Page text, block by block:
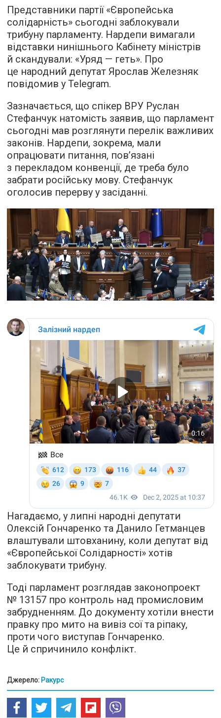
Представники партії «Європейська
солідарність» сьогодні заблокували
трибуну парламенту. Нардепи вимагали
відставки нинішнього Кабінету міністрів
й скандували: «Уряд — геть». Про
це народний депутат Ярослав Железняк
повідомив у Telegram.
Зазначається, що спікер ВРУ Руслан
Стефанчук натомість заявив, що парламент
сьогодні мав розглянути перелік важливих
законів. Нардепи, зокрема, мали
опрацювати питання, пов’язані
з перекладом конвенції, де треба було
забрати російську мову. Стефанчук
оголосив перерву у засіданні.
Нагадаємо, у липні народні депутати
Олексій Гончаренко та Данило Гетманцев
влаштували штовханину, коли депутат від
«Європейської Солідарності» хотів
заблокувати трибуну.
Тоді парламент розглядав законопроект
№ 13157 про контроль над промисловим
забрудненням. До документу хотіли внести
правку про мито на вивіз сої та ріпаку,
проти чого виступав Гончаренко.
Це й спричинило конфлікт.
Джерело: Ракурс